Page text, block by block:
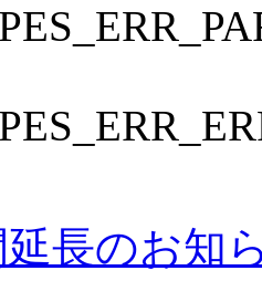
長のお知